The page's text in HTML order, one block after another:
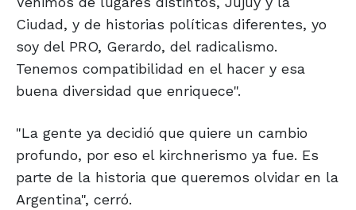
Ciudad, y de historias políticas diferentes, yo
soy del PRO, Gerardo, del radicalismo.
Tenemos compatibilidad en el hacer y esa
buena diversidad que enriquece".
"La gente ya decidió que quiere un cambio
profundo, por eso el kirchnerismo ya fue. Es
parte de la historia que queremos olvidar en la
Argentina", cerró.